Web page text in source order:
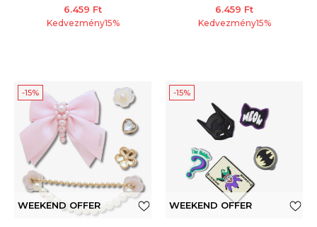
6.459 Ft
Kedvezmény15%
6.459 Ft
Kedvezmény15%
-15%
WEEKEND OFFER
-15%
WEEKEND OFFER